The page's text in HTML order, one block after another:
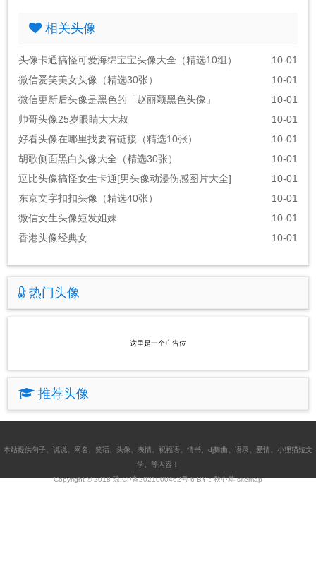
相关头像
头像卡通搞怪可爱海绵宝宝头像大全（精选10组）
10-01
微信爱笑美女头像（精选30张）
10-01
微信更新后头像是黑色的「赵丽颖黑色头像」
10-01
帅哥头像25岁眼睛大大叔
10-01
好看头像在哪里找要有链接（精选10张）
10-01
胡歌侧面黑白头像大全（精选30张）
10-01
逗比头像搞怪女生卡通[男头像动漫伤感图片大全]
10-01
东京文字扣扣头像（精选40张）
10-01
微信女生头像短发姐妹
10-01
香港头像经典女
10-01
热门头像
这里是一个广告位
推荐头像
本站提供句子 说说 网名 笑话 头像 表情 祝福语 情书 dj舞曲 语录 爱情
小狸猫短文
学 。等内容！
Copyright © 2018琼ICP备2021000462号-6BY：秋心草sitemap